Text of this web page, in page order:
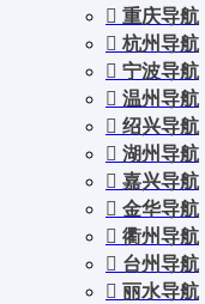
重庆导航
杭州导航
宁波导航
温州导航
绍兴导航
湖州导航
嘉兴导航
金华导航
衢州导航
台州导航
丽水导航